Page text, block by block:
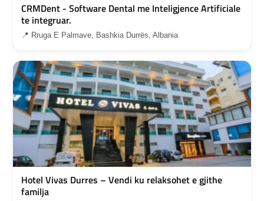
CRMDent - Software Dental me Inteligjence Artificiale
te integruar.
📍 Rruga E Palmave, Bashkia Durrës, Albania
Hotel Vivas Durres – Vendi ku relaksohet e gjithe
familja